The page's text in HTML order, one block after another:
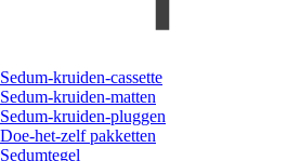
Sedum-kruiden-cassette
Sedum-kruiden-matten
Sedum-kruiden-pluggen
Doe-het-zelf pakketten
Sedumtegel